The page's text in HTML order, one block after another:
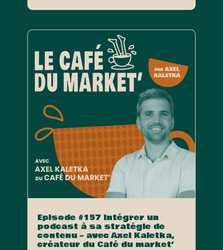
Episode #157 Intégrer un
podcast à sa stratégie de
contenu – avec Axel Kaletka,
créateur du Café du market’